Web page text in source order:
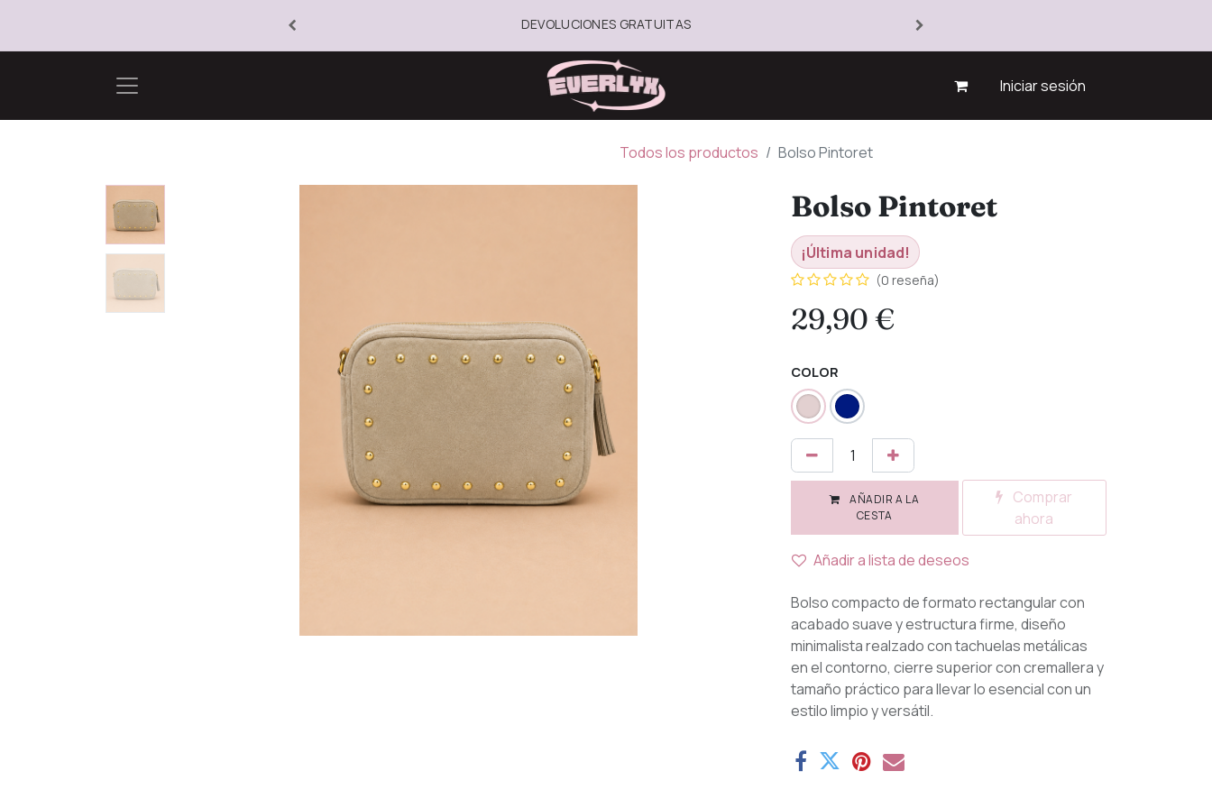
DEVOLUCIONES GRATUITAS
Iniciar sesión
Todos los productos Bolso Pintoret
Bolso Pintoret
¡Última unidad!
(0 reseña)
29,90 €
COLOR
AÑADIR A LA
CESTA
Comprar
ahora
Añadir a lista de deseos
Bolso compacto de formato rectangular con
acabado suave y estructura firme, diseño
minimalista realzado con tachuelas metálicas
en el contorno, cierre superior con cremallera y
tamaño práctico para llevar lo esencial con un
estilo limpio y versátil.